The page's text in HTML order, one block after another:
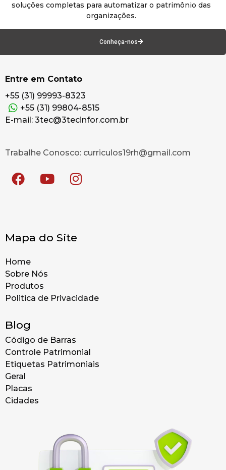
soluções completas para automatizar o patrimônio das
organizações.
Conheça-nos
Entre em Contato
+55 (31) 99993-8323
+55 (31) 99804-8515
E-mail: 3tec@3tecinfor.com.br
Trabalhe Conosco: curriculos19rh@gmail.com
Mapa do Site
Home
Sobre Nós
Produtos
Politica de Privacidade
Blog
Código de Barras
Controle Patrimonial
Etiquetas Patrimoniais
Geral
Placas
Cidades